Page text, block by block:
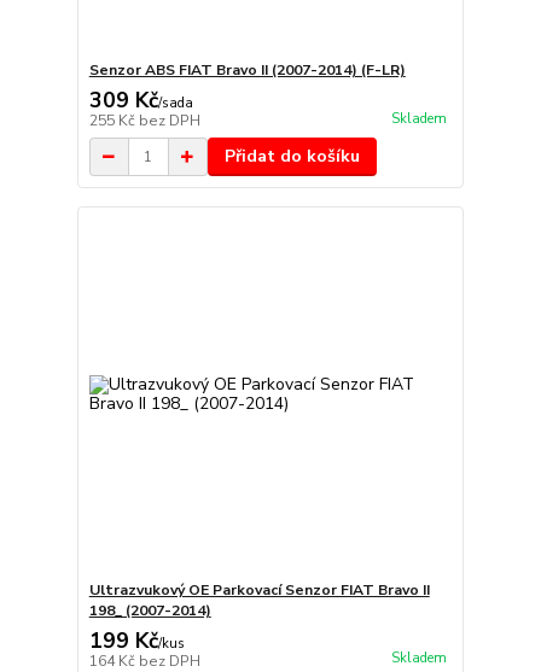
Senzor ABS FIAT Bravo II (2007-2014) (F-LR)
309 Kč/sada
255 Kč bez DPH Skladem
Přidat do košíku
Ultrazvukový OE Parkovací Senzor FIAT Bravo II
198_ (2007-2014)
199 Kč/kus
164 Kč bez DPH Skladem